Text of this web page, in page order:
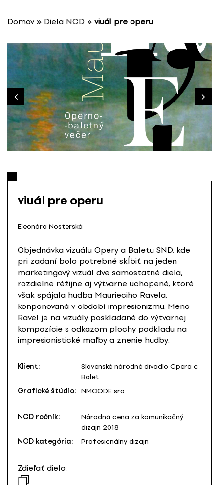
Domov » Diela NCD » viuál pre operu
viuál pre operu
Eleonóra Nosterská
Objednávka vizuálu Opery a Baletu SND, kde
pri zadaní bolo potrebné skĺbiť na jeden
marketingový vizuál dve samostatné diela,
rozdielne réžijne aj výtvarne uchopené, ktoré
však spájala hudba Maurieciho Ravela,
konponovaná v období impresionizmu. Meno
Ravel je na vizuály poskladané do výtvarnej
kompozície s odkazom plochy podkladu na
impresionistické maľby a znenie hudby.
Klient:
Slovenské národné divadlo Opera a
Balet
Grafické štúdio:
NMCODE sro
NCD ročník:
Národná cena za komunikačný
dizajn 2018
NCD kategória:
Profesionálny dizajn
Zdieľať dielo: